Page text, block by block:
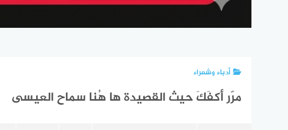
أدباء وشعراء
مرّر أكفَكَ حيث القصيدة ها هُنا سماح العيسى